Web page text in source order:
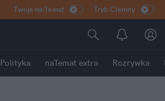
Twoje na:Temat Tryb Ciemny
Polityka naTemat extra Rozrywka